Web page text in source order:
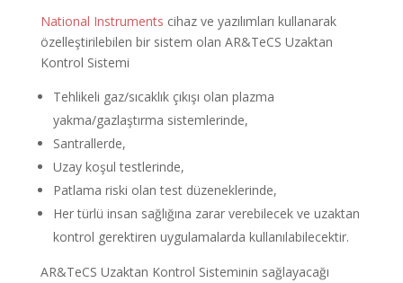
National Instruments cihaz ve yazılımları kullanarak
özelleştirilebilen bir sistem olan AR&TeCS Uzaktan
Kontrol Sistemi
Tehlikeli gaz/sıcaklık çıkışı olan plazma
yakma/gazlaştırma sistemlerinde,
Santrallerde,
Uzay koşul testlerinde,
Patlama riski olan test düzeneklerinde,
Her türlü insan sağlığına zarar verebilecek ve uzaktan
kontrol gerektiren uygulamalarda kullanılabilecektir.
AR&TeCS Uzaktan Kontrol Sisteminin sağlayacağı